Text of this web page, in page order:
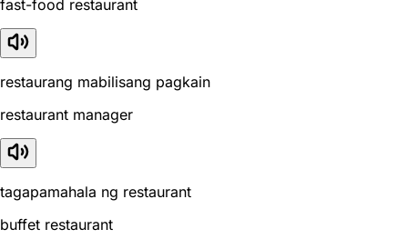
fast-food restaurant
restaurang mabilisang pagkain
restaurant manager
tagapamahala ng restaurant
buffet restaurant